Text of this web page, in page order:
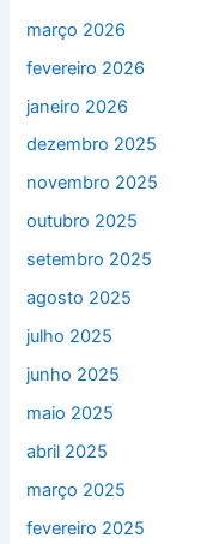
março 2026
fevereiro 2026
janeiro 2026
dezembro 2025
novembro 2025
outubro 2025
setembro 2025
agosto 2025
julho 2025
junho 2025
maio 2025
abril 2025
março 2025
fevereiro 2025